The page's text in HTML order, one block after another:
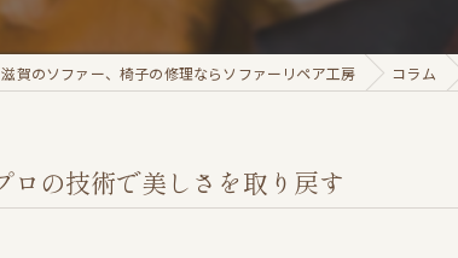
滋賀のソファー、椅子の修理ならソファーリペア工房 コラム
ロの技術で美しさを取り戻す